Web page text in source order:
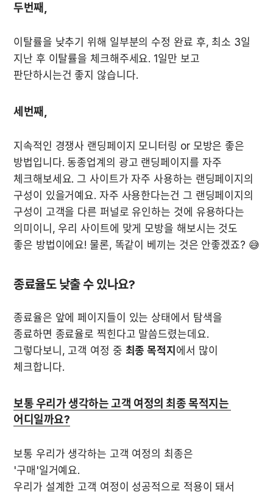
두번째,
이탈률을 낮추기 위해 일부분의 수정 완료 후, 최소 3일
지난 후 이탈률을 체크해주세요. 1일만 보고
판단하시는건 좋지 않습니다.
세번째,
지속적인 경쟁사 랜딩페이지 모니터링 or 모방은 좋은
방법입니다. 동종업계의 광고 랜딩페이지를 자주
체크해보세요. 그 사이트가 자주 사용하는 랜딩페이지의
구성이 있을거예요. 자주 사용한다는건 그 랜딩페이지의
구성이 고객을 다른 퍼널로 유인하는 것에 유용하다는
의미이니, 우리 사이트에 맞게 모방을 해보시는 것도
좋은 방법이에요! 물론, 똑같이 베끼는 것은 안좋겠죠? 😅
종료율도 낮출 수 있나요?
종료율은 앞에 페이지들이 있는 상태에서 탐색을
종료하면 종료율로 찍힌다고 말씀드렸는데요.
그렇다보니, 고객 여정 중 최종 목적지 에서 많이
체크합니다.
보통 우리가 생각하는 고객 여정의 최종 목적지는
어디일까요?
보통 우리가 생각하는 고객 여정의 최종은
'구매'일거예요.
우리가 설계한 고객 여정이 성공적으로 적용이 돼서